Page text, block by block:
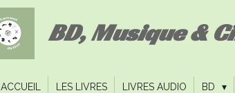
BD, Musique &
ACCUEIL LES LIVRES LIVRES AUDIO BD